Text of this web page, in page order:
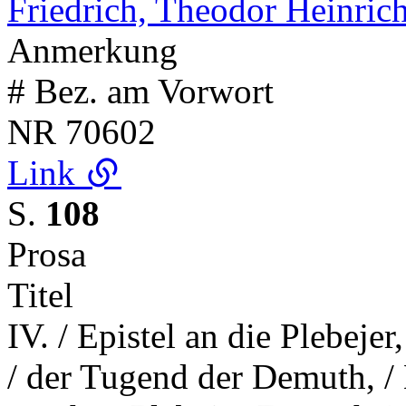
Friedrich, Theodor
Anmerkung
# Bez. am Vorwort
NR 70602
Link
S. 108
Prosa
Titel
IV. / Epistel an die
/ der Tugend der Demuth,